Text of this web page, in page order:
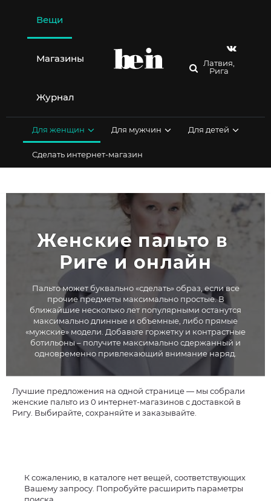
содержимому
Вещи
Магазины
Журнал
Латвия,
Рига
Для женщин Для мужчин Для детей
Сделать интернет-магазин
Женские пальто в
Риге и онлайн
Пальто может буквально «сделать» образ, если все
прочие предметы максимально простые. В
ближайшие несколько лет популярными останутся
максимально длинные и объемные, либо прямые
«мужские» модели. Добавьте горжетку и контрастные
ботильоны – получите максимально сдержанный и
одновременно привлекающий внимание наряд.
Лучшие предложения на одной странице — мы собрали
женские пальто из 0 интернет-магазинов с доставкой в
Ригу. Выбирайте, сохраняйте и заказывайте.
К сожалению, в каталоге нет вещей, соответствующих
Вашему запросу. Попробуйте расширить параметры